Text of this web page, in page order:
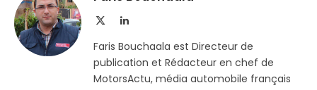
LinkedIn
Faris Bouchaala est Directeur de
publication et Rédacteur en chef de
MotorsActu, média automobile français